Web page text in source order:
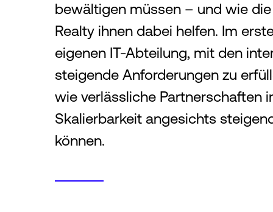
bewältigen müssen – und wie
Realty ihnen dabei helfen. Im
eigenen IT-Abteilung, mit den
steigende Anforderungen zu
wie verlässliche Partnerschaften
Skalierbarkeit angesichts
können.